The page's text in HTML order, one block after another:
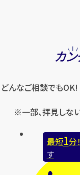
スウォッチ
ゼニス
セリーヌ
カ
どんなご相談でも
※一部、拝見しな
最短1分！
す